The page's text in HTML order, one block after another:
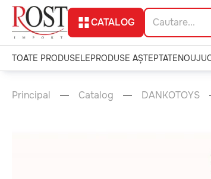
CATALOG
TOATE PRODUSELEPRODUSE AȘTEPTATENOU
Principal Catalog DANKOTOYS